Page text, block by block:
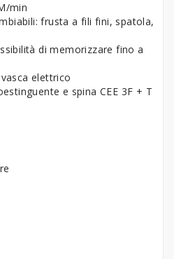
min
frusta a fili fini, spatola,
di memorizzare fino a
elettrico
e spina CEE 3F + T